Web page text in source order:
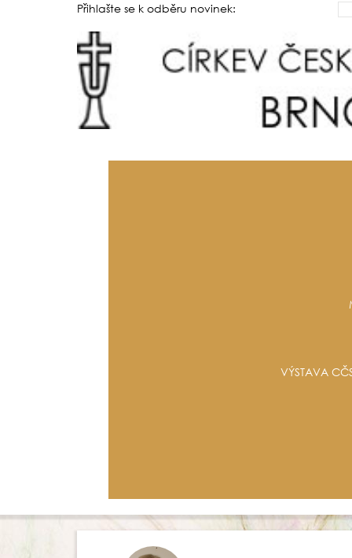
Přihlašte se k odběru novinek:
VÝSTAVA